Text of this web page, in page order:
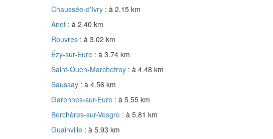
Chaussée-d'Ivry : à 2.15 km
Anet : à 2.40 km
Rouvres : à 3.02 km
Ézy-sur-Eure : à 3.74 km
Saint-Ouen-Marchefroy : à 4.48 km
Saussay : à 4.56 km
Garennes-sur-Eure : à 5.55 km
Berchères-sur-Vesgre : à 5.81 km
Guainville : à 5.93 km